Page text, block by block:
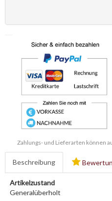
Zahlungs- und Lieferarten können
Beschreibung
Artikelzustand
Generalüberholt